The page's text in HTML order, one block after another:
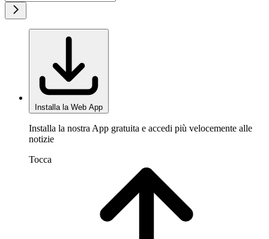
Installa la Web App
Installa la nostra App gratuita e accedi più velocemente alle
notizie
Tocca